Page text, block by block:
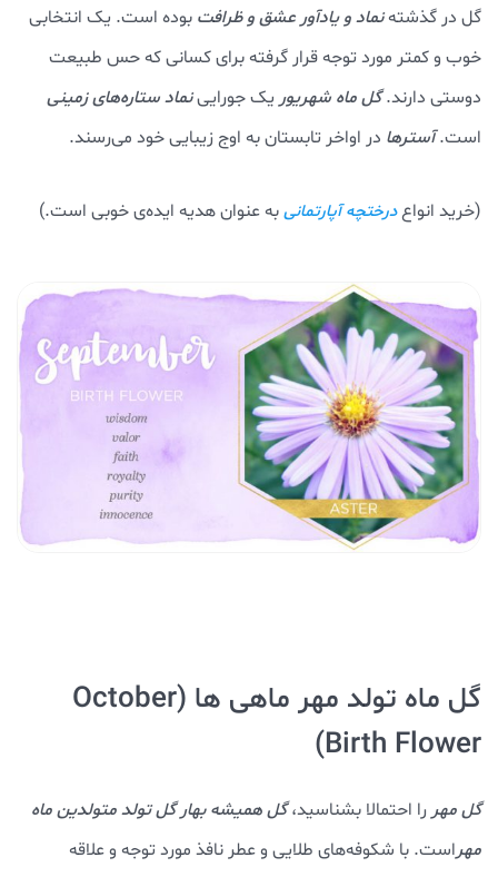
گل در گذشتهنماد و یادآور عشق و ظرافت بوده است. یک انتخابی
خوب و کمتر مورد توجه قرار گرفته برای کسانی که حس طبیعت
دوستی دارند.گل ماه شهریور یک جورایینماد ستاره‌های زمینی
است.آسترها در اواخر تابستان به اوج زیبایی خود می‌رسند.
(خرید انواعدرختچه آپارتمانیبه عنوان هدیه ایده‌ی خوبی است.)
گل ماه تولد مهر ماهی ها (October
Birth Flower)
گل مهر را احتمالا بشناسید،گل همیشه بهار گل تولد متولدین ماه
مهراست. با شکوفه‌های طلایی و عطر نافذ مورد توجه و علاقه